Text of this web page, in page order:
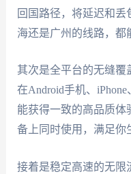
回国路径，将延迟和
海还是广州的线路，都
其次是全平台的无缝覆
在Android手机、
能获得一致的高品质体
备上同时使用，满足你
接着是稳定高速的无限